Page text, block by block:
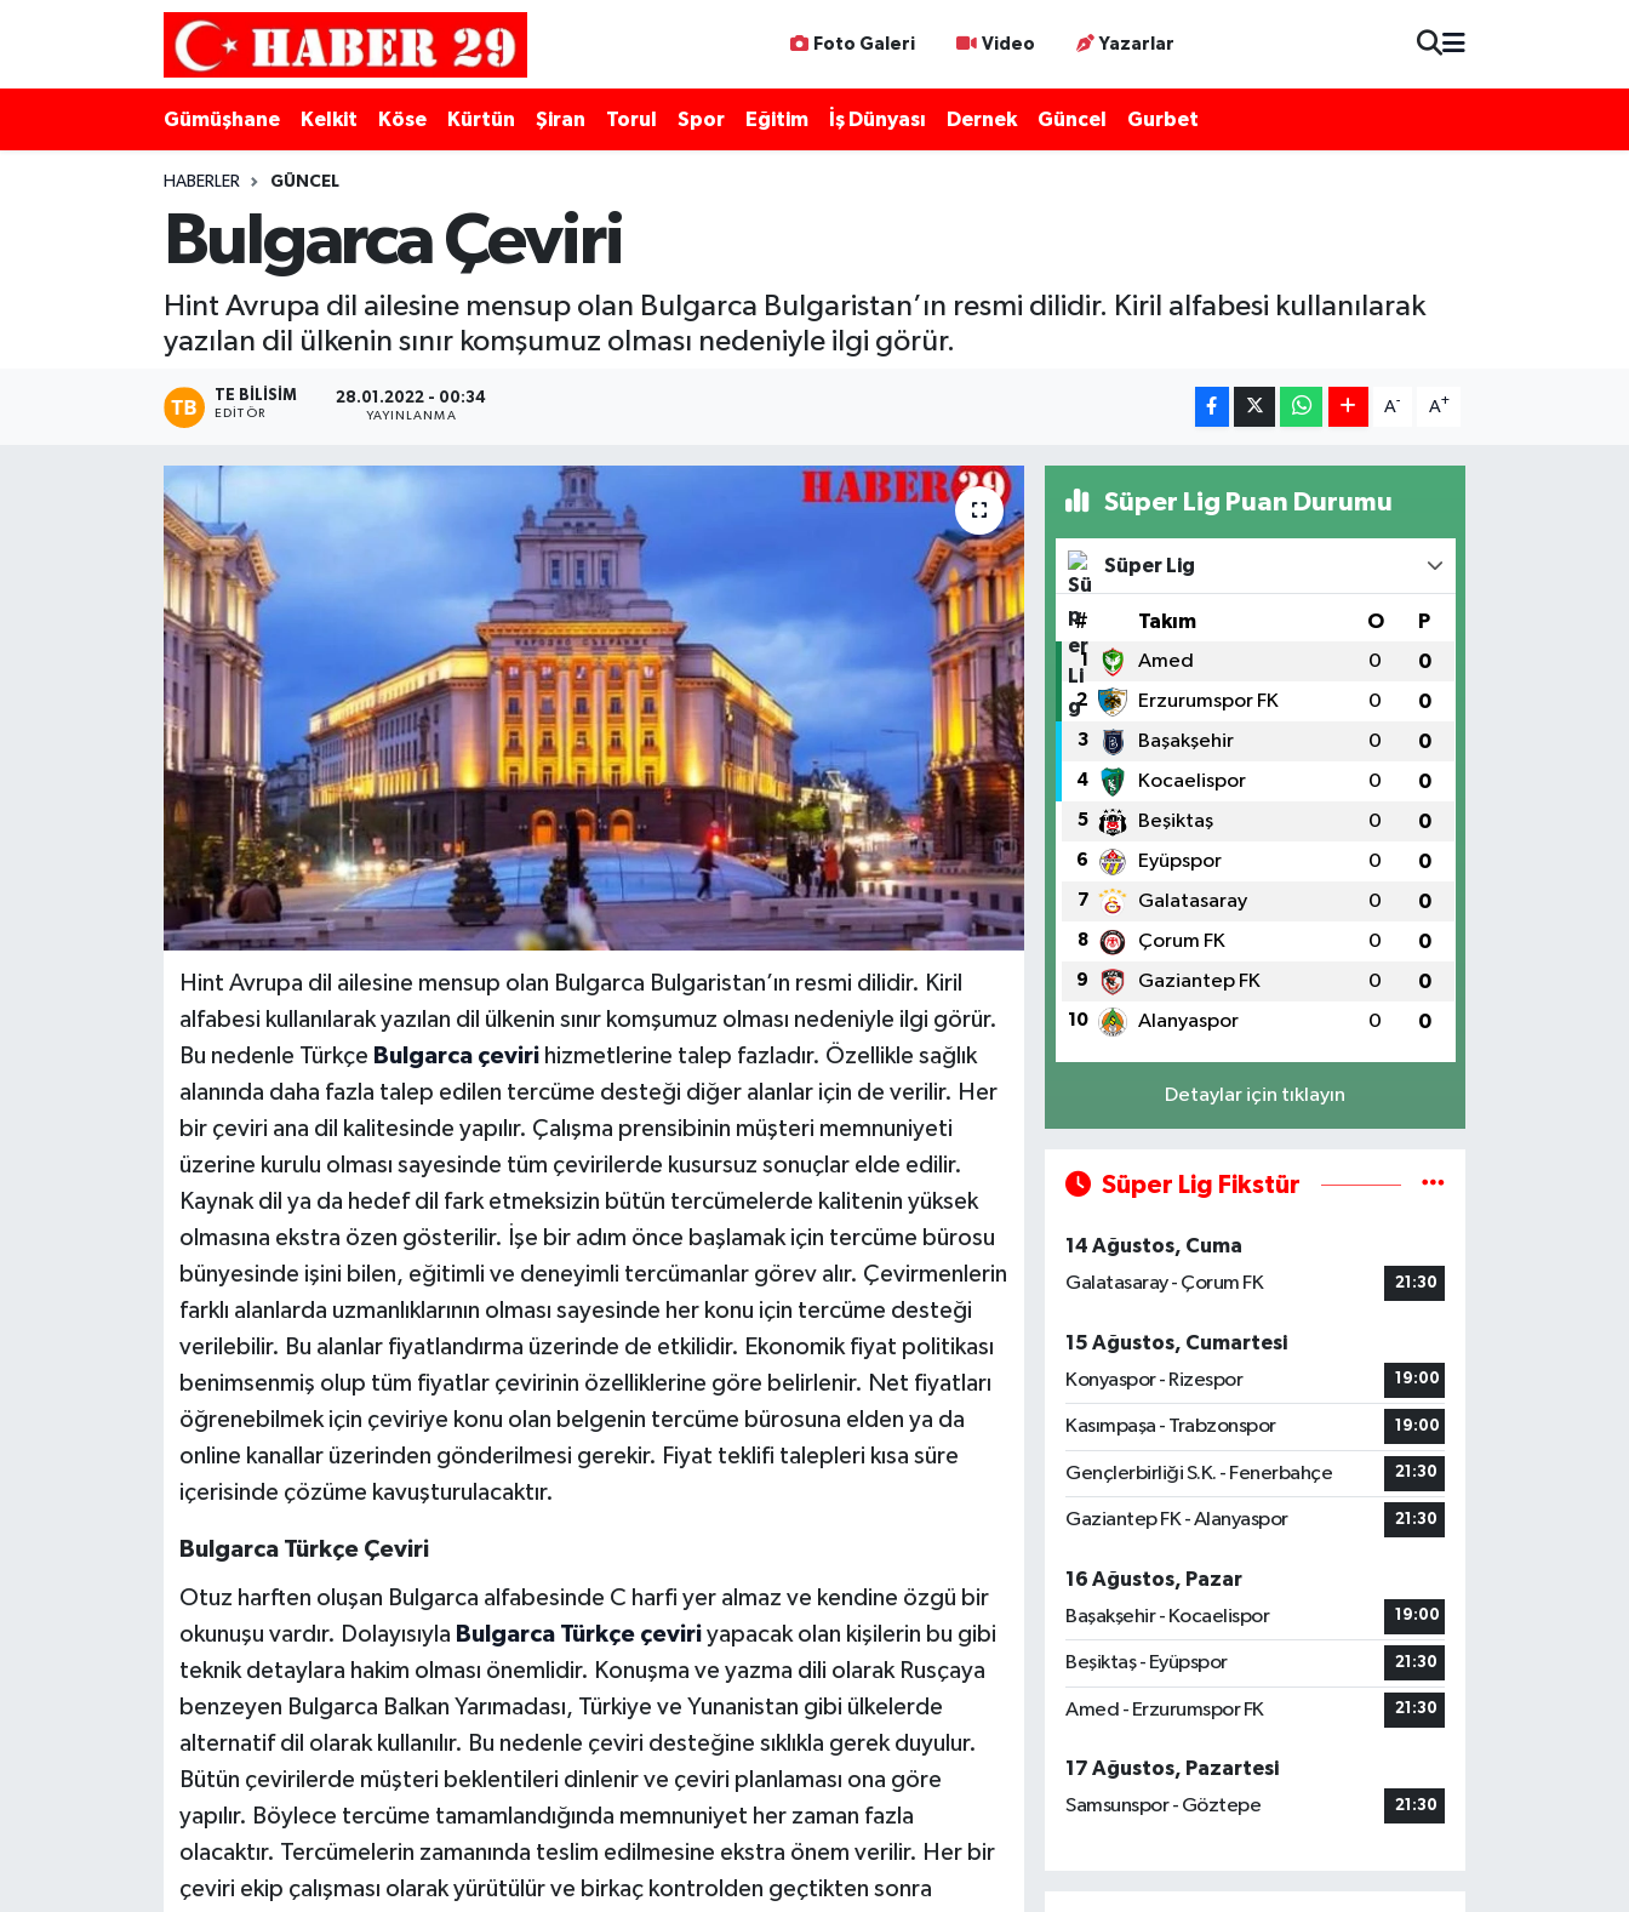
Foto Galeri Video Yazarlar
Gümüşhane Kelkit Köse Kürtün Şiran Torul Spor Eğitim İş Dünyası Dernek Güncel Gurbet
HABERLER GÜNCEL
Bulgarca Çeviri
Hint Avrupa dil ailesine mensup olan Bulgarca Bulgaristan’ın resmi dilidir. Kiril alfabesi kullanılarak
yazılan dil ülkenin sınır komşumuz olması nedeniyle ilgi görür.
TE BILISIM
EDITÖR
28.01.2022 - 00:34
YAYINLANMA
A- A+
Hint Avrupa dil ailesine mensup olan Bulgarca Bulgaristan’ın resmi dilidir. Kiril
alfabesi kullanılarak yazılan dil ülkenin sınır komşumuz olması nedeniyle ilgi görür.
Bu nedenle Türkçe Bulgarca çevirihizmetlerine talep fazladır. Özellikle sağlık
alanında daha fazla talep edilen tercüme desteği diğer alanlar için de verilir. Her
bir çeviri ana dil kalitesinde yapılır. Çalışma prensibinin müşteri memnuniyeti
üzerine kurulu olması sayesinde tüm çevirilerde kusursuz sonuçlar elde edilir.
Kaynak dil ya da hedef dil fark etmeksizin bütün tercümelerde kalitenin yüksek
olmasına ekstra özen gösterilir. İşe bir adım önce başlamak için tercüme bürosu
bünyesinde işini bilen, eğitimli ve deneyimli tercümanlar görev alır. Çevirmenlerin
farklı alanlarda uzmanlıklarının olması sayesinde her konu için tercüme desteği
verilebilir. Bu alanlar fiyatlandırma üzerinde de etkilidir. Ekonomik fiyat politikası
benimsenmiş olup tüm fiyatlar çevirinin özelliklerine göre belirlenir. Net fiyatları
öğrenebilmek için çeviriye konu olan belgenin tercüme bürosuna elden ya da
online kanallar üzerinden gönderilmesi gerekir. Fiyat teklifi talepleri kısa süre
içerisinde çözüme kavuşturulacaktır.
Bulgarca Türkçe Çeviri
Otuz harften oluşan Bulgarca alfabesinde C harfi yer almaz ve kendine özgü bir
okunuşu vardır. Dolayısıyla Bulgarca Türkçe çeviriyapacak olan kişilerin bu gibi
teknik detaylara hakim olması önemlidir. Konuşma ve yazma dili olarak Rusçaya
benzeyen Bulgarca Balkan Yarımadası, Türkiye ve Yunanistan gibi ülkelerde
alternatif dil olarak kullanılır. Bu nedenle çeviri desteğine sıklıkla gerek duyulur.
Bütün çevirilerde müşteri beklentileri dinlenir ve çeviri planlaması ona göre
yapılır. Böylece tercüme tamamlandığında memnuniyet her zaman fazla
olacaktır. Tercümelerin zamanında teslim edilmesine ekstra önem verilir. Her bir
çeviri ekip çalışması olarak yürütülür ve birkaç kontrolden geçtikten sonra
Süper Lig Puan Durumu
Süper Lig
# Takım O P
1 Amed 0 0
2 Erzurumspor FK 0 0
3 Başakşehir 0 0
4 Kocaelispor 0 0
5 Beşiktaş 0 0
6 Eyüpspor 0 0
7 Galatasaray 0 0
8 Çorum FK 0 0
9 Gaziantep FK 0 0
10 Alanyaspor 0 0
Detaylar için tıklayın
Süper Lig Fikstür
14 Ağustos, Cuma
Galatasaray - Çorum FK
21:30
15 Ağustos, Cumartesi
Konyaspor - Rizespor
19:00
Kasımpaşa - Trabzonspor 19:00
Gençlerbirliği S.K. - Fenerbahçe 21:30
Gaziantep FK - Alanyaspor 21:30
16 Ağustos, Pazar
Başakşehir - Kocaelispor
19:00
Beşiktaş - Eyüpspor 21:30
Amed - Erzurumspor FK 21:30
17 Ağustos, Pazartesi
Samsunspor - Göztepe
21:30
Merkez Hava Durumu
Merkez Trafik Yoğunluk Haritası
Süper Lig Puan Durumu ve Fikstür
Son Dakika Haberleri
Haber Arşivi